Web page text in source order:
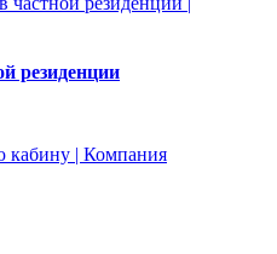
резиденции